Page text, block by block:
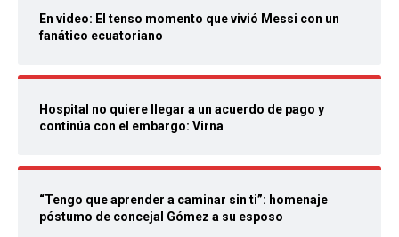
En video: El tenso momento que vivió Messi con un
fanático ecuatoriano
Hospital no quiere llegar a un acuerdo de pago y
continúa con el embargo: Virna
“Tengo que aprender a caminar sin ti”: homenaje
póstumo de concejal Gómez a su esposo